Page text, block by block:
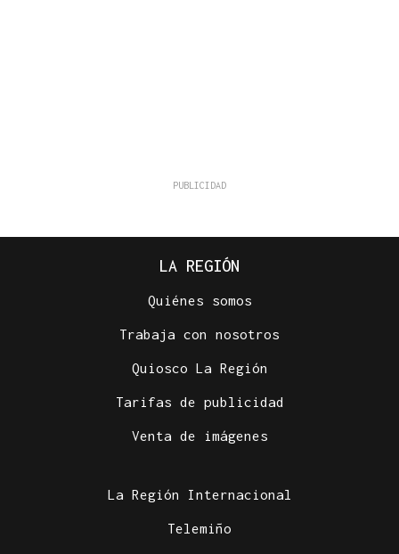
LA REGIÓN
Quiénes somos
Trabaja con nosotros
Quiosco La Región
Tarifas de publicidad
Venta de imágenes
La Región Internacional
Telemiño